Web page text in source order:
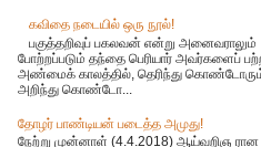
கவிதை நடையில் ஒரு நூல்!
பகுத்தறிவுப் பகலவன் என்று அனைவராலும்
போற்றப்படும் தந்தை பெரியார் அவர்களைப்
அண்மைக் காலத்தில், தெரிந்து
அறிந்து கொண்டோ...
தோழர் பாண்டியன் படைத்த அமுது!
நேற்று முன்னாள் (4.4.2018) ஆய்வறிஞ ரான